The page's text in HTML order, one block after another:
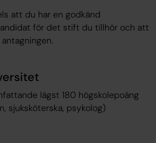
att du har en godkänd
för det stift du tillhör och att
lägst 180 högskolepoäng
sjuksköterska, psykolog)